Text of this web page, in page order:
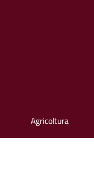
Agricoltura